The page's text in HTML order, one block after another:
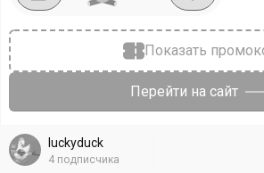
Показать
Перейти на сайт
luckyduck
4 подписчика